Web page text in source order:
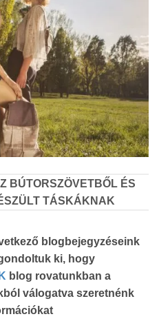
BÚTORSZÖVETBŐL ÉS
TÁSKÁKNAK
blogbejegyzéseink
ki, hogy
blog rovatunkban a
válogatva szeretnénk